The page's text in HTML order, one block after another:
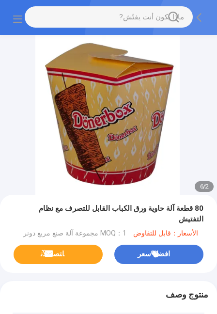
2
/
6
80 قطعة آلة حاوية ورق الكباب القابل للتصرف مع نظام
التفتيش
الأسعار：قابل للتفاوض MOQ：1 مجموعة آلة صنع مربع دونر
افضل سعر ﺎﺘﺼﻟ ﺍﻶﻧ
منتوج وصف